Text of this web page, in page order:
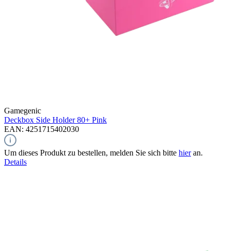
Gamegenic
Deckbox Side Holder 80+ Pink
EAN: 4251715402030
Um dieses Produkt zu bestellen, melden Sie sich bitte hieran.
Details